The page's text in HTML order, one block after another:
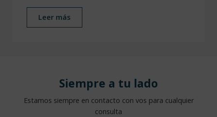
Leer más
Siempre a tu lado
Estamos siempre en contacto con vos para cualquier
consulta